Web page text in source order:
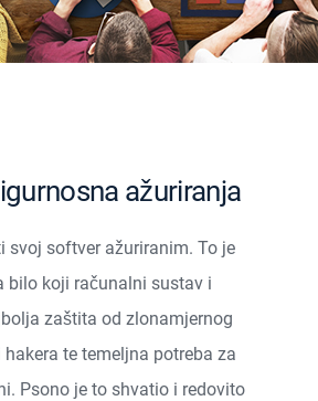
ažuriranja
svoj softver ažuriranim. To je
bilo koji računalni sustav i
zaštita od zlonamjernog
te temeljna potreba za
Psono je to shvatio i redovito